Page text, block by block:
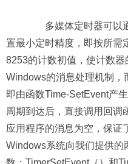
多媒体定时器可以通
置最小定时精度，即按所需
8253的计数初值，使计数
Windows的消息处理机制，
即由函数Time-SetEvent产
周期到达后，直接调用回调
应用程序的消息为空，保证
Windows系统向我们提供的